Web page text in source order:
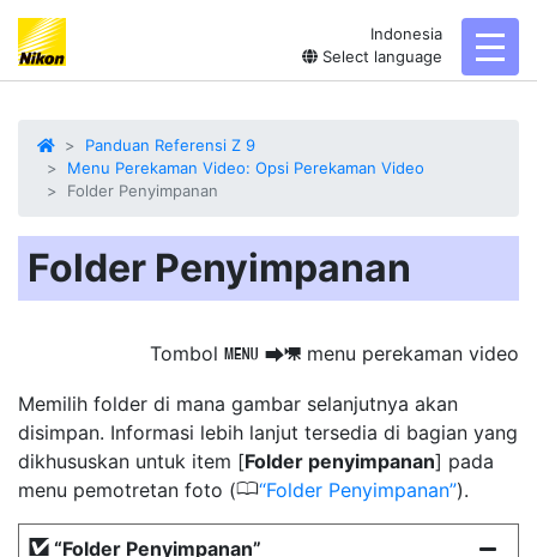
Indonesia
Select language
Panduan Referensi Z 9
Menu Perekaman Video: Opsi Perekaman Video
Folder Penyimpanan
Folder Penyimpanan
Tombol G U1 menu perekaman video
Memilih folder di mana gambar selanjutnya akan
disimpan. Informasi lebih lanjut tersedia di bagian yang
dikhususkan untuk item [Folder penyimpanan] pada
menu pemotretan foto (0 Folder Penyimpanan ).
“Folder Penyimpanan”